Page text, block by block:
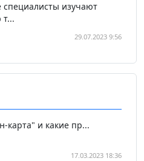
специалисты изучают
29.07.2023 9:56
карта" и какие пр...
17.03.2023 18:36